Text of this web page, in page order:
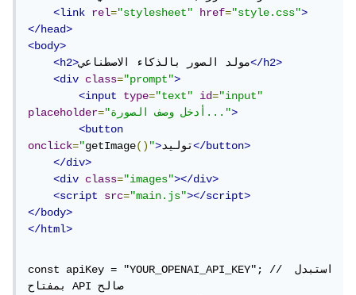
<link
rel="stylesheet" href="style.css">
</head>
<body>
<h2>مولد الصور بالذكاء الاصطناعي</h2>
<div
class="prompt">
<input
type="text" id="input"
placeholder= "أدخل وصف الصورة...">
<button
onclick="getImage()">توليد</button>
</div>
<div
class="images"></div>
<script
src="main.js"></script>
</body>
</html>
const apiKey = "YOUR_OPENAI_API_KEY"; // استبدل
بمفتاح API صالح